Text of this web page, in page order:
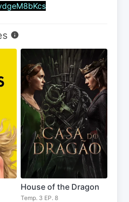
House of the Dragon
Temp. 3 EP. 8